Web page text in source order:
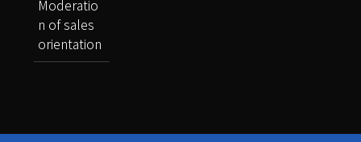
Moderatio
n of sales
orientation